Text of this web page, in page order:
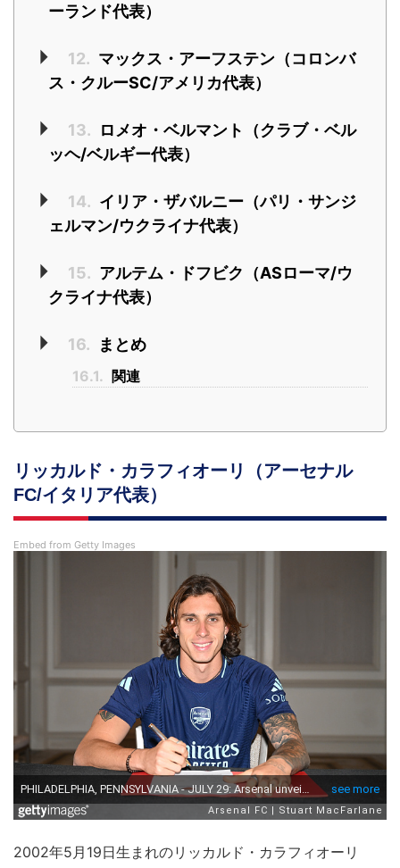
ーランド代表）
12. マックス・アーフステン（コロンバ
ス・クルーSC/アメリカ代表）
13.
ロメオ・ベルマント（クラブ・ベル
ッヘ/ベルギー代表）
14. イリア・ザバルニー（パリ・サンジ
ェルマン/ウクライナ代表）
15. アルテム・ドフビク（ASローマ/ウ
クライナ代表）
16. まとめ
16.1. 関連
リッカルド・カラフィオーリ（アーセナル
FC/イタリア代表）
Embed from Getty Images
2002年5月19日生まれのリッカルド・カラフィオーリ